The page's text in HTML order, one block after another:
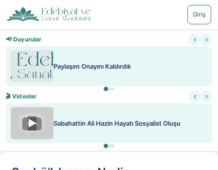
Giriş
📢 Duyurular ‹ ›
Paylaşım Onayını Kaldırdık
🎬 Videolar ‹ ›
Sabahattin Ali Hazin Hayatı Sosyalist Oluşu